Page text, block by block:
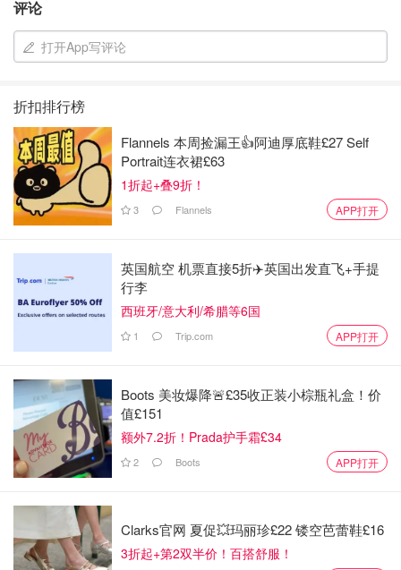
评论
打开App写评论
折扣排行榜
Flannels 本周捡漏王👍阿迪厚底鞋£27 Self
Portrait连衣裙£63
1折起+叠9折！
3 Flannels APP打开
英国航空 机票直接5折✈️英国出发直飞+手提
行李
西班牙/意大利/希腊等6国
1 Trip.com APP打开
Boots 美妆爆降🚨£35收正装小棕瓶礼盒！价
值£151
额外7.2折！Prada护手霜£34
2 Boots APP打开
Clarks官网 夏促💥玛丽珍£22 镂空芭蕾鞋£16
3折起+第2双半价！百搭舒服！